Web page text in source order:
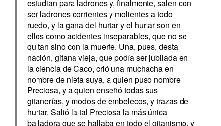
estudian para ladrones y, finalmente, salen con
ser ladrones corrientes y molientes a todo
ruedo, y la gana del hurtar y el hurtar son en
ellos como acidentes inseparables, que no se
quitan sino con la muerte. Una, pues, desta
nación, gitana vieja, que podía ser jubilada en
la ciencia de Caco, crió una muchacha en
nombre de nieta suya, a quien puso nombre
Preciosa, y a quien enseñó todas sus
gitanerías, y modos de embelecos, y trazas de
hurtar. Salió la tal Preciosa la más única
bailadora que se hallaba en todo el gitanismo, y